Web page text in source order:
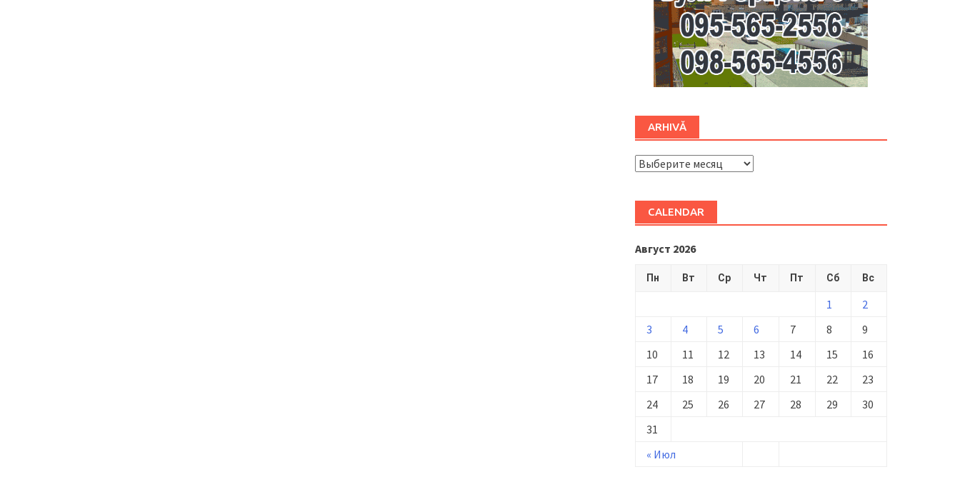
ARHIVĂ
ARHIVĂ
CALENDAR
Август 2026
Пн Вт Ср Чт Пт Сб Вс
« Июл
1
2
3
4 5 6 7 8
9
10
11 12 13 14 15
16
17
18 19 20 21 22
23
24
25 26 27 28 29
30
31